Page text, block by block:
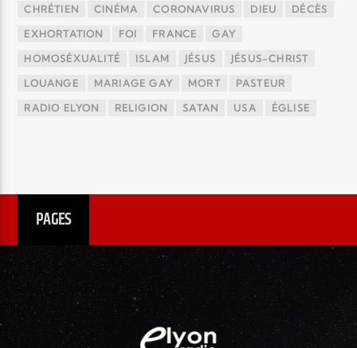
CHRÉTIEN CINÉMA CORONAVIRUS DIEU DÉCÈS
EXHORTATION FOI FRANCE GAY
HOMOSÉXUALITÉ ISLAM JÉSUS JÉSUS-CHRIST
LOUANGE MARIAGE GAY MORT PASTEUR
RADIO ELYON RELIGION SATAN USA ÉGLISE
PAGES